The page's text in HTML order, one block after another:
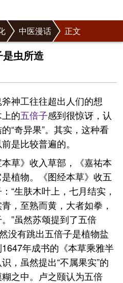
中医漫话 正文
虫所造
神工往往超出人们的想
的五倍子感到很惊讶，认
“奇异果”。其实，这种看
是比较普遍的。
草》收入草部，《嘉祐本
植物。《图经本草》收五
“生肤木叶上，七月结实，
，至熟而黄，大者如拳，
”虽然苏颂提到了五倍
没有跳出五倍子是植物盐
年成书的《本草乘雅半
，虽然提出“不属果实”的
之中。卢之颐认为五倍